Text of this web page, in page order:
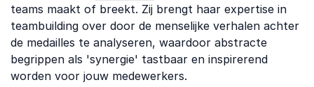
teams maakt of breekt. Zij brengt haar expertise in
teambuilding over door de menselijke verhalen achter
de medailles te analyseren, waardoor abstracte
begrippen als 'synergie' tastbaar en inspirerend
worden voor jouw medewerkers.